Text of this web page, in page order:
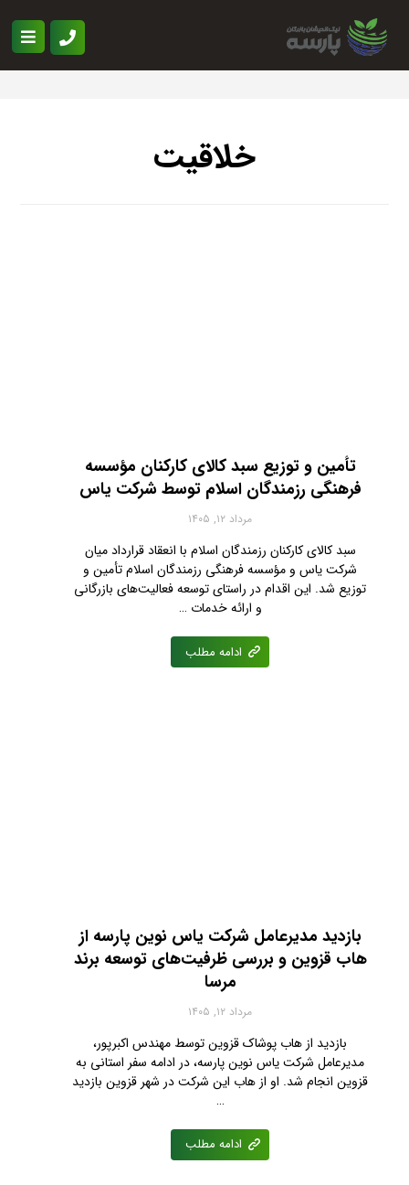
خلاقیت
تأمین و توزیع سبد کالای کارکنان مؤسسه
فرهنگی رزمندگان اسلام توسط شرکت یاس
مرداد ۱۲, ۱۴۰۵
سبد کالای کارکنان رزمندگان اسلام با انعقاد قرارداد میان
شرکت یاس و مؤسسه فرهنگی رزمندگان اسلام تأمین و
توزیع شد. این اقدام در راستای توسعه فعالیت‌های بازرگانی
و ارائه خدمات …
ادامه مطلب
بازدید مدیرعامل شرکت یاس نوین پارسه از
هاب قزوین و بررسی ظرفیت‌های توسعه برند
مرسا
مرداد ۱۲, ۱۴۰۵
بازدید از هاب پوشاک قزوین توسط مهندس اکبرپور،
مدیرعامل شرکت یاس نوین پارسه، در ادامه سفر استانی به
قزوین انجام شد. او از هاب این شرکت در شهر قزوین بازدید
…
ادامه مطلب